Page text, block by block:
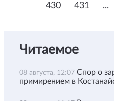
430
431 ...
Читаемое
08 августа, 12:07 Спор о
примирением в